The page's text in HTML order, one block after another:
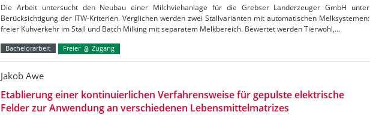
Die Arbeit untersucht den Neubau einer Milchviehanlage für die Grebser Landerzeuger GmbH unter
Berücksichtigung der ITW-Kriterien. Verglichen werden zwei Stallvarianten mit automatischen Melksystemen:
freier Kuhverkehr im Stall und Batch Milking mit separatem Melkbereich. Bewertet werden Tierwohl,…
Bachelorarbeit Freier Zugang
Jakob Awe
Etablierung einer kontinuierlichen Verfahrensweise für gepulste elektrische
Felder zur Anwendung an verschiedenen Lebensmittelmatrizes